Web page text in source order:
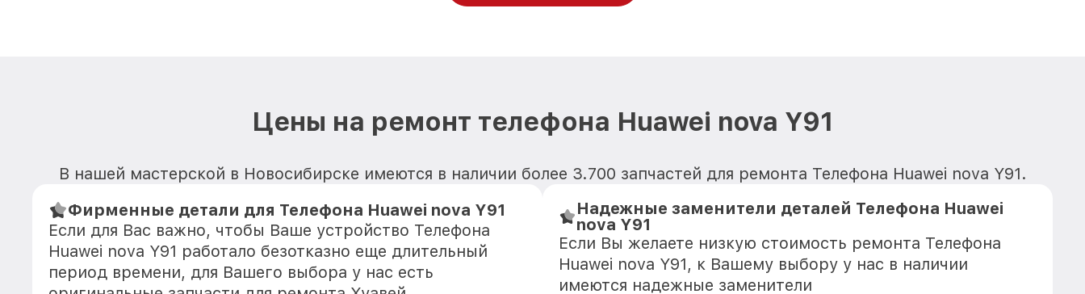
Цены на ремонт телефона Huawei nova Y91
В нашей мастерской в Новосибирске имеются в наличии более 3.700 запчастей для ремонта Телефона Huawei nova Y91.
Фирменные детали для Телефона Huawei nova Y91
Если для Вас важно, чтобы Ваше устройство Телефона
Huawei nova Y91 работало безотказно еще длительный
период времени, для Вашего выбора у нас есть
Надежные заменители деталей Телефона Huawei
nova Y91
Если Вы желаете низкую стоимость ремонта Телефона
Huawei nova Y91, к Вашему выбору у нас в наличии
имеются надежные заменители